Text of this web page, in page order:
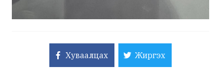
Хуваалцах Жиргэх